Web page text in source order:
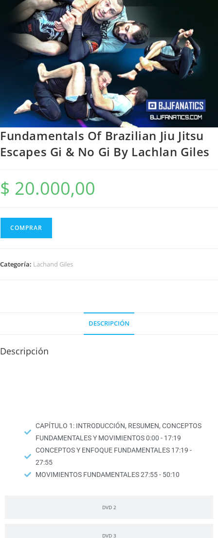
Fundamentals Of Brazilian Jiu Jitsu
Escapes Gi & No Gi By Lachlan Giles
$ 20.000,00
COMPRAR
Categoría: Lachand Giles
DESCRIPCIÓN
Descripción
DVD 2
DVD 3
CAPÍTULO 1: INTRODUCCIÓN, RESUMEN, CONCEPTOS
FUNDAMENTALES Y MOVIMIENTOS 0:00 - 17:19
CONCEPTOS Y ENFOQUE FUNDAMENTALES 17:19 -
27:55
MOVIMIENTOS FUNDAMENTALES 27:55 - 50:10